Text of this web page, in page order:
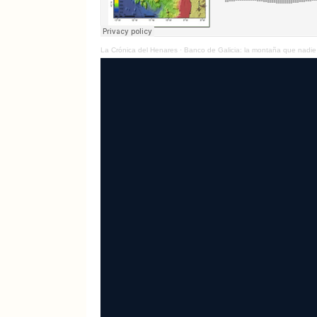
La Crónica del Henares · Banco de Galicia: la montaña que